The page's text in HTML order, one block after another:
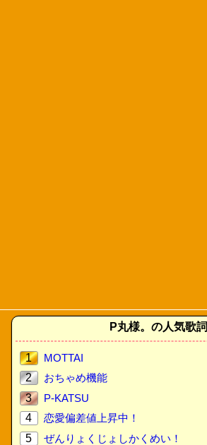
P丸様。の人気歌詞
1
MOTTAI
2
おちゃめ機能
3
P-KATSU
4
恋愛偏差値上昇中！
5
ぜんりょくじょしかくめい！